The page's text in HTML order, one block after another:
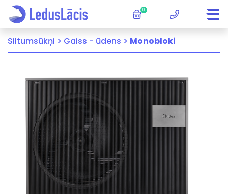
0
Siltumsūkņi > Gaiss - ūdens > Monobloki